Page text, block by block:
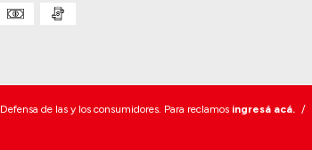
Defensa de las y los consumidores. Para reclamos ingresá acá. /